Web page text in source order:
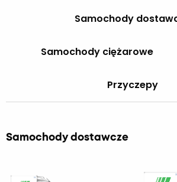
Samochody
Samochody ciężarowe
Przyczepy
Samochody dostawcze